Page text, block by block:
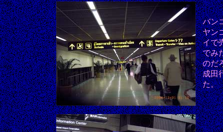
バン
ヤン
イで
でみ
のだ
成田
た。